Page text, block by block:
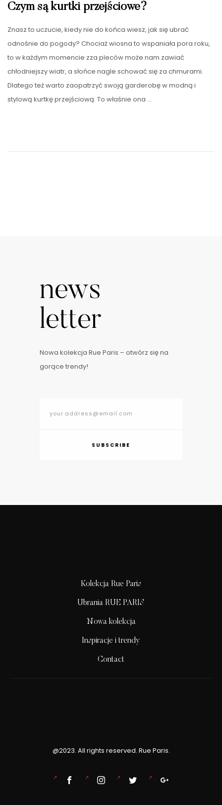
Czym są kurtki przejściowe?
Znasz to uczucie, kiedy nie do końca wiesz, jak się ubrać
odnośnie do pogody? Chociaż wiosna to wspaniała pora roku,
to w każdym momencie zza pleców może nam zawiać
chłodniejszy wiatr, a słońce nagle schować się za chmurami.
Dlatego też warto zaopatrzyć swoją garderobę w modną i
stylową kurtkę przejściową. To właśnie ona …
news
letter
Nowa kolekcja Rue Paris – otwórz się na
gorące trendy!
SUBSCRIBE
Kolekcja Rue Paris
Ubrania RUE PARIS
Nowa kolekcja
Inspiracje i trendy
Contact
@2023. All rights reserved. Rue Paris.